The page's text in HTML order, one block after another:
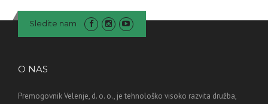
Sledite nam
O NAS
Premogovnik Velenje, d. o. o., je tehnološko visoko razvita družba,